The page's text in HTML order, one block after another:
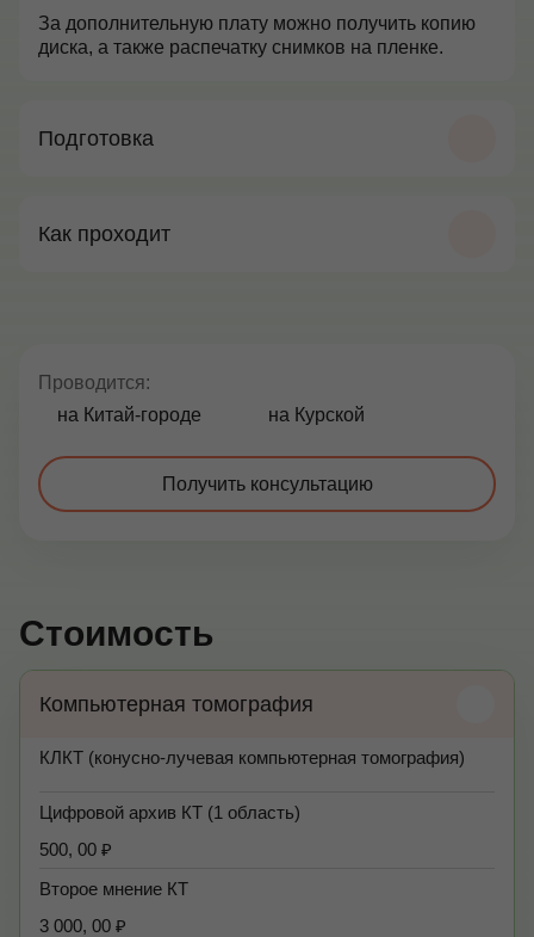
За дополнительную плату можно получить копию
диска, а также распечатку снимков на пленке.
Подготовка
Как проходит
Проводится:
на Китай-городе
на Курской
Получить консультацию
Стоимость
Компьютерная томография
КЛКТ (конусно-лучевая компьютерная томография)
Цифровой архив КТ (1 область)
500, 00 ₽
Второе мнение КТ
3 000, 00 ₽